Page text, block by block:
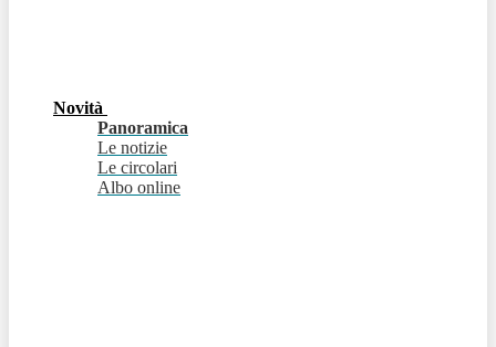
Novità
Panoramica
Le notizie
Le circolari
Albo online